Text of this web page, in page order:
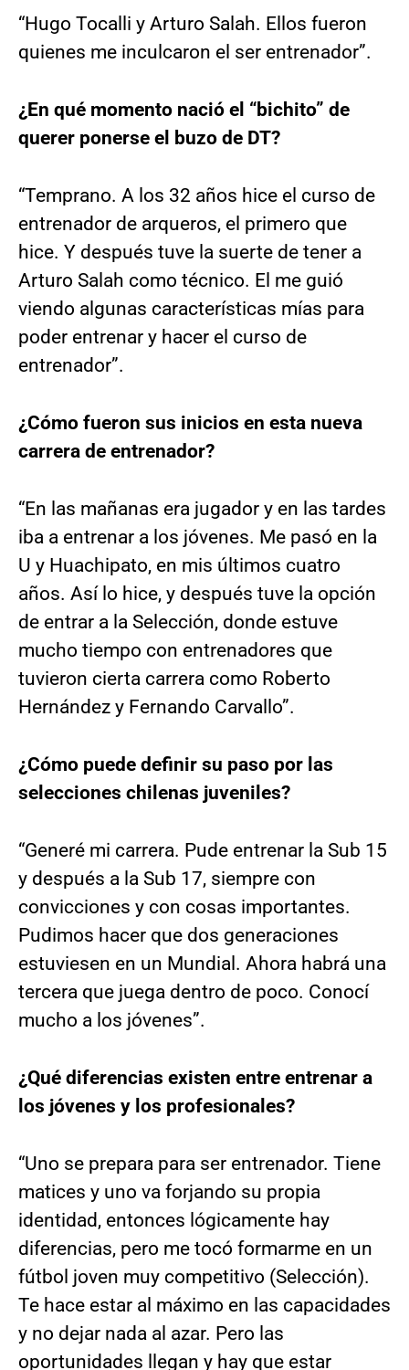
“Hugo Tocalli y Arturo Salah. Ellos fueron
quienes me inculcaron el ser entrenador”.
¿En qué momento nació el “bichito” de
querer ponerse el buzo de DT?
“Temprano. A los 32 años hice el curso de
entrenador de arqueros, el primero que
hice. Y después tuve la suerte de tener a
Arturo Salah como técnico. El me guió
viendo algunas características mías para
poder entrenar y hacer el curso de
entrenador”.
¿Cómo fueron sus inicios en esta nueva
carrera de entrenador?
“En las mañanas era jugador y en las tardes
iba a entrenar a los jóvenes. Me pasó en la
U y Huachipato, en mis últimos cuatro
años. Así lo hice, y después tuve la opción
de entrar a la Selección, donde estuve
mucho tiempo con entrenadores que
tuvieron cierta carrera como Roberto
Hernández y Fernando Carvallo”.
¿Cómo puede definir su paso por las
selecciones chilenas juveniles?
“Generé mi carrera. Pude entrenar la Sub 15
y después a la Sub 17, siempre con
convicciones y con cosas importantes.
Pudimos hacer que dos generaciones
estuviesen en un Mundial. Ahora habrá una
tercera que juega dentro de poco. Conocí
mucho a los jóvenes”.
¿Qué diferencias existen entre entrenar a
los jóvenes y los profesionales?
“Uno se prepara para ser entrenador. Tiene
matices y uno va forjando su propia
identidad, entonces lógicamente hay
diferencias, pero me tocó formarme en un
fútbol joven muy competitivo (Selección).
Te hace estar al máximo en las capacidades
y no dejar nada al azar. Pero las
oportunidades llegan y hay que estar